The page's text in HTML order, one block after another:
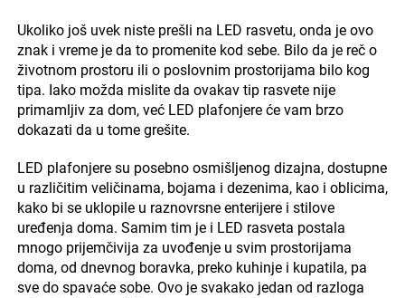
Ukoliko još uvek niste prešli na LED rasvetu, onda je ovo
znak i vreme je da to promenite kod sebe. Bilo da je reč o
životnom prostoru ili o poslovnim prostorijama bilo kog
tipa. Iako možda mislite da ovakav tip rasvete nije
primamljiv za dom, već LED plafonjere će vam brzo
dokazati da u tome grešite.
LED plafonjere su posebno osmišljenog dizajna, dostupne
u različitim veličinama, bojama i dezenima, kao i oblicima,
kako bi se uklopile u raznovrsne enterijere i stilove
uređenja doma. Samim tim je i LED rasveta postala
mnogo prijemčivija za uvođenje u svim prostorijama
doma, od dnevnog boravka, preko kuhinje i kupatila, pa
sve do spavaće sobe. Ovo je svakako jedan od razloga